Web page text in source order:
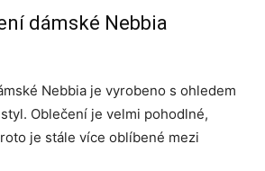
dámské Nebbia
Nebbia je vyrobeno s ohledem
Oblečení je velmi pohodlné,
je stále více oblíbené mezi